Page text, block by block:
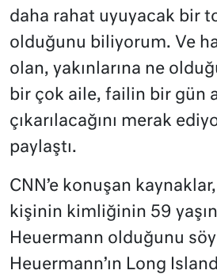
daha rahat uyuyacak bir
olduğunu biliyorum. Ve
olan, yakınlarına ne
bir çok aile, failin bir gün
çıkarılacağını merak
paylaştı.
CNN’e konuşan
kişinin kimliğinin 59
Heuermann olduğunu
Heuermann’ın Long